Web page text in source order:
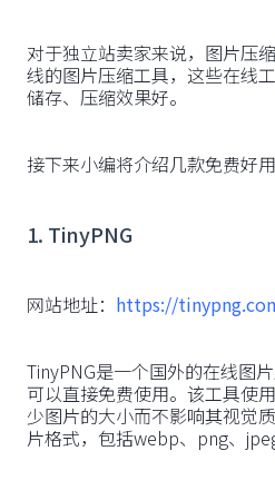
对于独立站卖家来说，图片压
线的图片压缩工具，这些在线
储存、压缩效果好。
接下来小编将介绍几款免费好
1. TinyPNG
网站地址： https://
TinyPNG是一个国外的在线图
可以直接免费使用。该工具使
少图片的大小而不影响其视觉
片格式，包括webp、png、